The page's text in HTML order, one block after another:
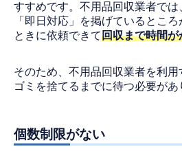
すすめです。不用品回収業者で
「即日対応」を掲げているとこ
ときに依頼できて回収まで時間
そのため、不用品回収業者を利
ゴミを捨てるまでに待つ必要があ
個数制限がない